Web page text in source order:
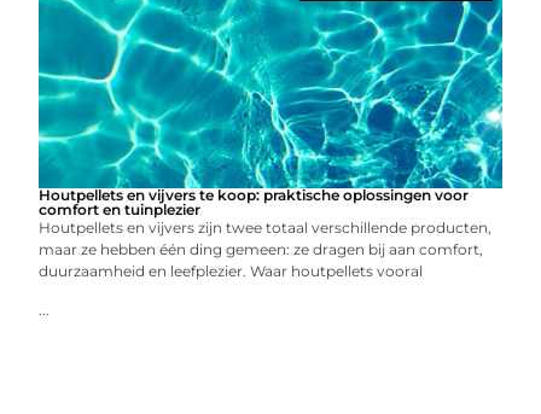
Houtpellets en vijvers te koop: praktische oplossingen voor
comfort en tuinplezier
Houtpellets en vijvers zijn twee totaal verschillende producten,
maar ze hebben één ding gemeen: ze dragen bij aan comfort,
duurzaamheid en leefplezier. Waar houtpellets vooral
...